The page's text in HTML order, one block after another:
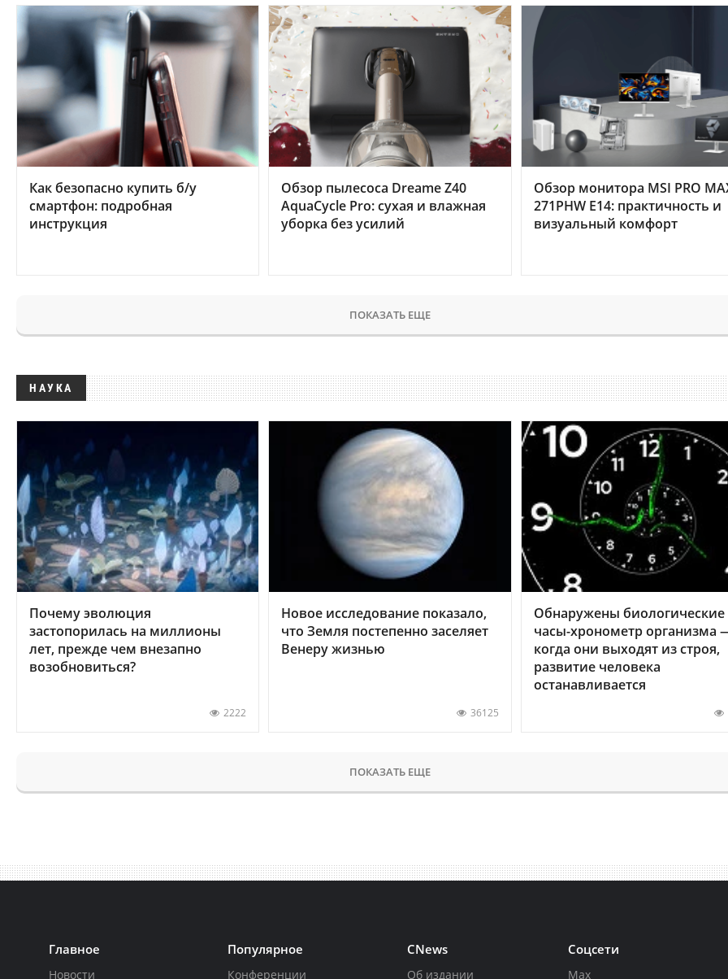
Как безопасно купить б/у
смартфон: подробная
инструкция
Обзор пылесоса Dreame Z40
AquaCycle Pro: сухая и влажная
уборка без усилий
Обзор монитора MSI PRO
271PHW E14: практичность и
визуальный комфорт
ПОКАЗАТЬ ЕЩЕ
НАУКА
Почему эволюция
застопорилась на миллионы
лет, прежде чем внезапно
возобновиться?
2222
Новое исследование показало,
что Земля постепенно заселяет
Венеру жизнью
36125
Обнаружены биологические
часы-хронометр организма
когда они выходят из строя,
развитие человека
останавливается
ПОКАЗАТЬ ЕЩЕ
Главное
Новости
Популярное
Конференции
CNews
Об издании
Соцсети
Max